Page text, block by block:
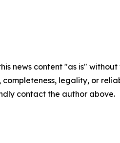
news content "as is"
completeness, legality, or
contact the author above.